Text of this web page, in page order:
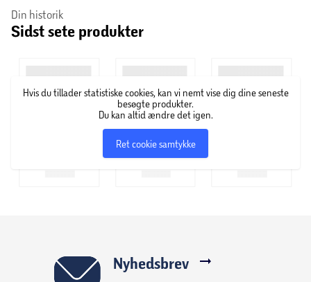
Din historik
Sidst sete produkter
Hvis du tillader statistiske cookies, kan vi nemt vise dig dine seneste
besøgte produkter.
Du kan altid ændre det igen.
Ret cookie samtykke
Nyhedsbrev